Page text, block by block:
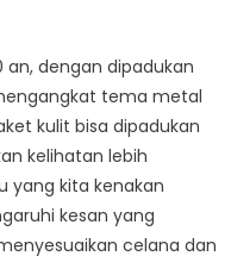
dengan dipadukan
tema metal
kulit bisa dipadukan
kelihatan lebih
yang kita kenakan
kesan yang
celana dan